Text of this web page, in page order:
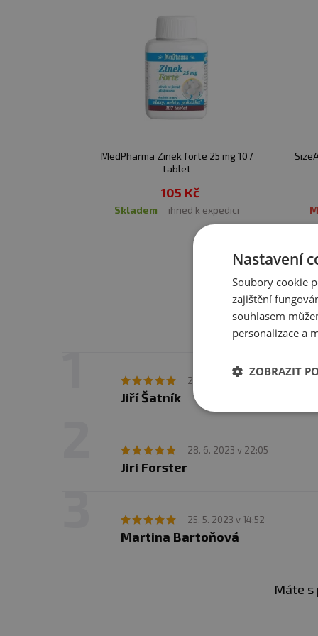
MedPharma Zinek forte 25 mg 107
tablet
105 Kč
skladem ihned k expedici
21. 4. 2024 v 17:33
Jiří Šatník
28. 6. 2023 v 22:05
Jiri Forster
25. 5. 2023 v 14:52
Martina Bartoňová
Máte s
Nastavení
Soubory cookie
zajištění
souhlasem
personalizace a
ZOBRAZIT